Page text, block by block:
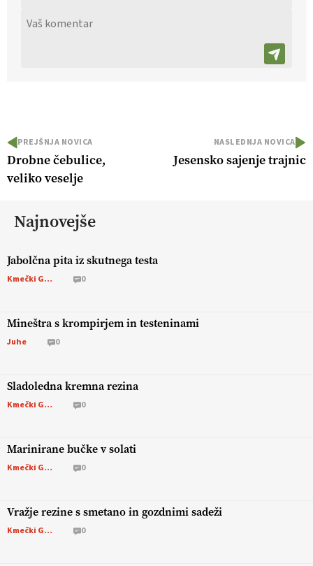
PREJŠNJA NOVICA
Drobne čebulice,
veliko veselje
NASLEDNJA NOVICA
Jesensko sajenje trajnic
Najnovejše
Jabolčna pita iz skutnega testa
Kmečki Glas 0
Mineštra s krompirjem in testeninami
Juhe 0
Sladoledna kremna rezina
Kmečki Glas 0
Marinirane bučke v solati
Kmečki Glas 0
Vražje rezine s smetano in gozdnimi sadeži
Kmečki Glas 0